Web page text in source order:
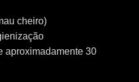
cheiro)
aproximadamente 30